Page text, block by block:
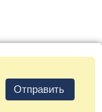
Отправить